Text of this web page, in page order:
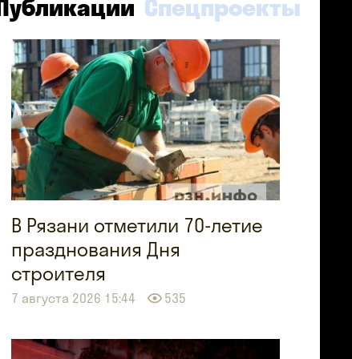
Публикации Спецпроекты
В Рязани отметили 70-летие
празднования Дня
строителя
7 августа 2026 15:44 535